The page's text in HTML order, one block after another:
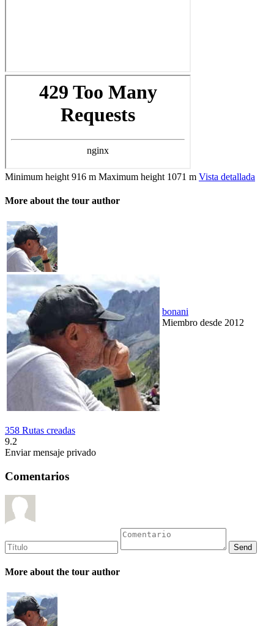
Minimum height 916 m Maximum height 1071 m Vista detallada
More about the tour author
bonani
Miembro desde 2012
358 Rutas creadas
9.2
Enviar mensaje privado
Comentarios
More about the tour author